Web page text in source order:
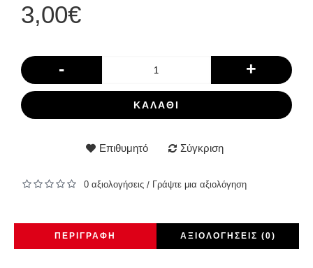
3,00€
- +
ΚΑΛΆΘΙ
Επιθυμητό Σύγκριση
0 αξιολογήσεις / Γράψτε μια αξιολόγηση
ΠΕΡΙΓΡΑΦΉ ΑΞΙΟΛΟΓΉΣΕΙΣ (0)